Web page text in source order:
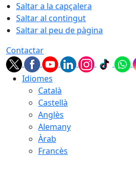
Saltar a la capçalera
Saltar al contingut
Saltar al peu de pàgina
Contactar
Idiomes
Català
Castellà
Anglès
Alemany
Àrab
Francès